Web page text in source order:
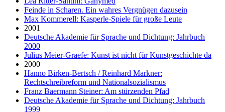
Feinde in Scharen. Ein wahres Vergnügen dazusein
Max Kommerell: Kasperle-Spiele für große Leute
2001
Deutsche Akademie für Sprache und Dichtung: Jahrbuch
2000
Julius Meier-Graefe: Kunst ist nicht für Kunstgeschichte da
2000
Hanno Birken-Bertsch / Reinhard Markner:
Rechtschreibreform und Nationalsozialismus
Franz Baermann Steiner: Am stürzenden Pfad
Deutsche Akademie für Sprache und Dichtung: Jahrbuch
1999